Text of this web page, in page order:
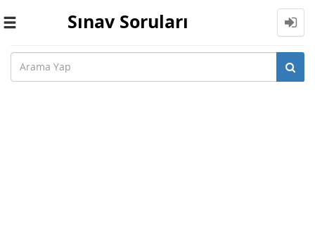
Toggle
Sınav Soruları